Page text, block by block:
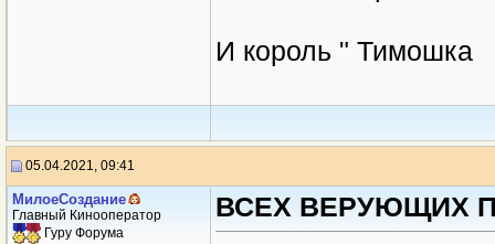
И король " Тимошка
05.04.2021, 09:41
МилоеСоздание
Главный Кинооператор
Гуру Форума
ВСЕХ ВЕРУЮЩИХ